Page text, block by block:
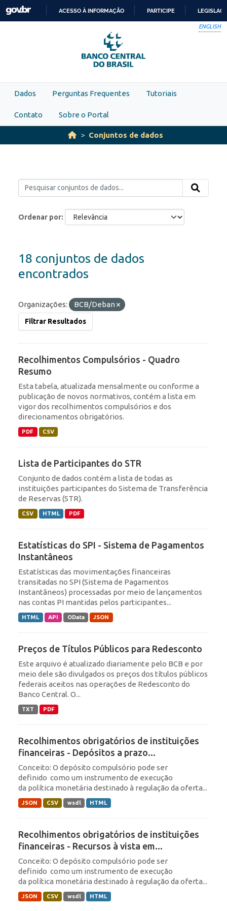
Skip to main content
PARA
O
CONTEÚDO
ACESSO À INFORMAÇÃO PARTICIPE
ENGLISH
Dados Perguntas Frequentes Tutoriais
Contato Sobre o Portal
Conjuntos de dados
Ordenar por
18 conjuntos de dados
encontrados
Organizações: BCB/Deban
Filtrar Resultados
Recolhimentos Compulsórios - Quadro
Resumo
Esta tabela, atualizada mensalmente ou conforme a
publicação de novos normativos, contém a lista em
vigor dos recolhimentos compulsórios e dos
direcionamentos obrigatórios.
PDF CSV
Lista de Participantes do STR
Conjunto de dados contém a lista de todas as
instituições participantes do Sistema de Transferência
de Reservas (STR).
CSV HTML PDF
Estatísticas do SPI - Sistema de Pagamentos
Instantâneos
Estatísticas das movimentações financeiras
transitadas no SPI (Sistema de Pagamentos
Instantâneos) processadas por meio de lançamentos
nas contas PI mantidas pelos participantes...
HTML API OData JSON
Preços de Títulos Públicos para Redesconto
Este arquivo é atualizado diariamente pelo BCB e por
meio dele são divulgados os preços dos títulos públicos
federais aceitos nas operações de Redesconto do
Banco Central. O...
TXT PDF
Recolhimentos obrigatórios de instituições
financeiras - Depósitos a prazo...
Conceito: O depósito compulsório pode ser
definido como um instrumento de execução
da política monetária destinado à regulação da oferta...
JSON CSV wsdl HTML
Recolhimentos obrigatórios de instituições
financeiras - Recursos à vista em...
Conceito: O depósito compulsório pode ser
definido como um instrumento de execução
da política monetária destinado à regulação da oferta...
JSON CSV wsdl HTML